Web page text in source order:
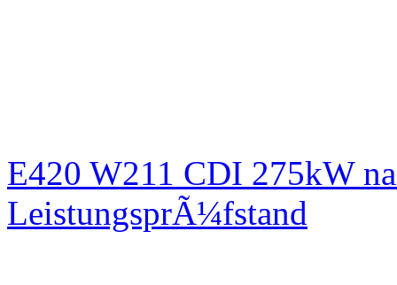
E420 W211 CDI 275kW
LeistungsprÃ¼fstand